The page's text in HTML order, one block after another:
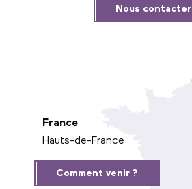
Nous contacter
France
Hauts-de-France
Comment venir ?